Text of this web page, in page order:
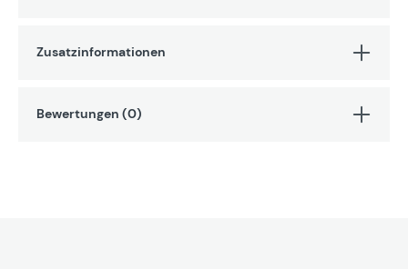
Zusatzinformationen
Bewertungen (0)